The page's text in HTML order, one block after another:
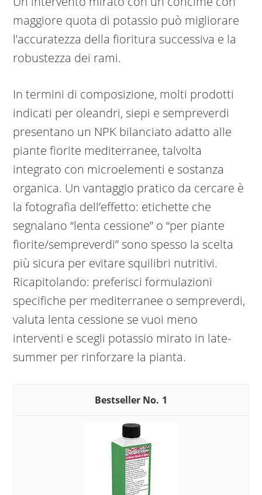
maggiore quota di potassio può migliorare
l’accuratezza della fioritura successiva e la
robustezza dei rami.
In termini di composizione, molti prodotti
indicati per oleandri, siepi e sempreverdi
presentano un NPK bilanciato adatto alle
piante fiorite mediterranee, talvolta
integrato con microelementi e sostanza
organica. Un vantaggio pratico da cercare è
la fotografia dell’effetto: etichette che
segnalano “lenta cessione” o “per piante
fiorite/sempreverdi” sono spesso la scelta
più sicura per evitare squilibri nutritivi.
Ricapitolando: preferisci formulazioni
specifiche per mediterranee o sempreverdi,
valuta lenta cessione se vuoi meno
interventi e scegli potassio mirato in late-
summer per rinforzare la pianta.
1